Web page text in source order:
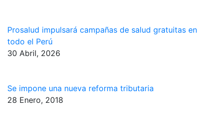
Prosalud impulsará campañas de salud gratuitas en
todo el Perú
30 Abril, 2026
Se impone una nueva reforma tributaria
28 Enero, 2018